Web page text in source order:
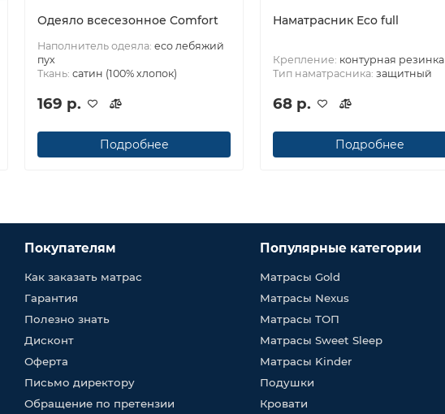
Одеяло всесезонное Comfort
Наполнитель одеяла: eco лебяжий
пух
Ткань: сатин (100% хлопок)
169 р.
Подробнее
Наматрасник Eco full
Крепление: контурная резинка
Тип наматрасника: защитный
68 р.
Подробнее
Покупателям
Как заказать матрас
Гарантия
Полезно знать
Дисконт
Оферта
Письмо директору
Обращение по претензии
Популярные категории
Матрасы Gold
Матрасы Nexus
Матрасы ТОП
Матрасы Sweet Sleep
Матрасы Kinder
Подушки
Кровати